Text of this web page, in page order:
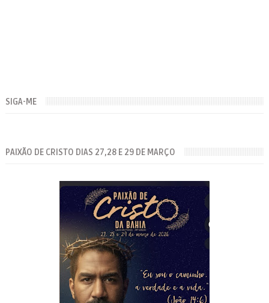
SIGA-ME
PAIXÃO DE CRISTO DIAS 27,28 E 29 DE MARÇO